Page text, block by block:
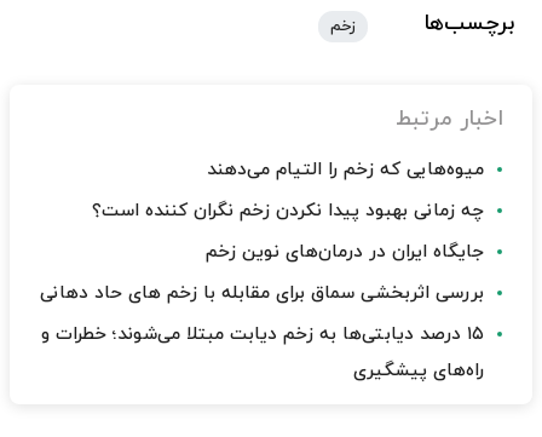
برچسب‌ها زخم
اخبار مرتبط
میوه‌هایی که زخم را التیام می‌دهند
چه زمانی بهبود پیدا نکردن زخم نگران کننده است؟
جایگاه ایران در درمان‌های نوین زخم
بررسی اثربخشی سماق برای مقابله با زخم های حاد دهانی
۱۵ درصد دیابتی‌ها به زخم دیابت مبتلا می‌شوند؛ خطرات و
راه‌های پیشگیری